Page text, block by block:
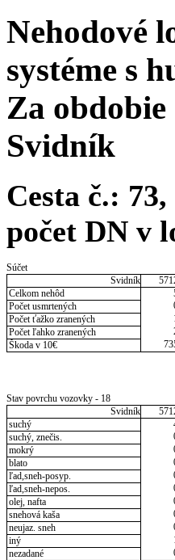
Nehodové
systéme s
Za obdobie
Svidník
Cesta č.:
počet DN v
Súčet
Svidník
Celkom nehôd
Počet usmrtených
Počet ťažko zranených
Počet ľahko zranených
Škoda v 10€
Stav povrchu vozovky - 18
Svidník
suchý
suchý, znečis.
mokrý
blato
ľad,sneh-posyp.
ľad,sneh-nepos.
olej, nafta
snehová kaša
neujaz. sneh
iný
nezadané